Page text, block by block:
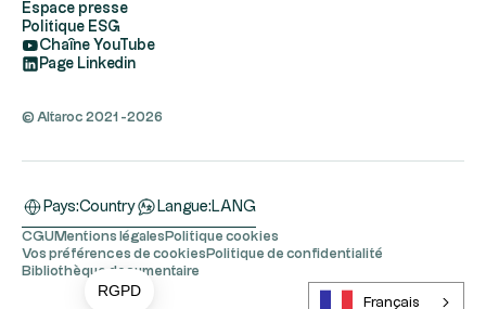
RGPD
Espace presse
Politique ESG
Chaîne YouTube
Page Linkedin
© Altaroc 2021 -2026
Pays:Country Langue: LANG
CGU Mentions légales Politique cookies
Vos préférences de cookies Politique de confidentialité
Bibliothèque documentaire
Français